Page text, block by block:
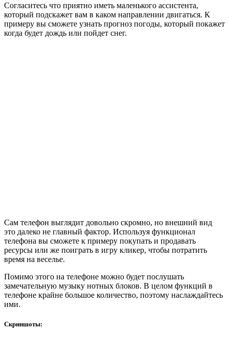
Согласитесь что приятно иметь маленького ассистента,
который подскажет вам в каком направлении двигаться. К
примеру вы сможете узнать прогноз погоды, который покажет
когда будет дождь или пойдет снег.
Сам телефон выглядит довольно скромно, но внешний вид
это далеко не главный фактор. Используя функционал
телефона вы сможете к примеру покупать и продавать
ресурсы или же поиграть в игру кликер, чтобы потратить
время на веселье.
Помимо этого на телефоне можно будет послушать
замечательную музыку нотных блоков. В целом функций в
телефоне крайне большое количество, поэтому наслаждайтесь
ими.
Скриншоты: